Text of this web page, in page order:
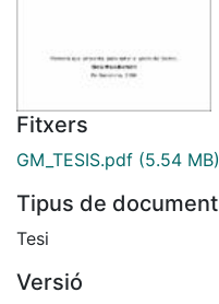
Fitxers
GM_TESIS.pdf (5.54 MB)
Tipus de document
Tesi
Versió